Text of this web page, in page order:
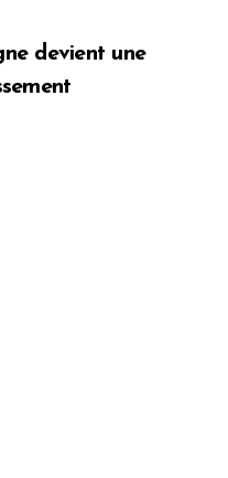
devient une